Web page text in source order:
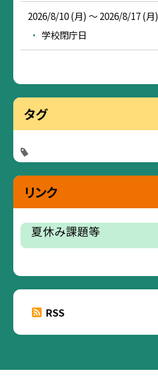
2026/8/10 (月) ～ 2026/8/17 (月)
学校閉庁日
タグ
リンク
夏休み課題等
RSS